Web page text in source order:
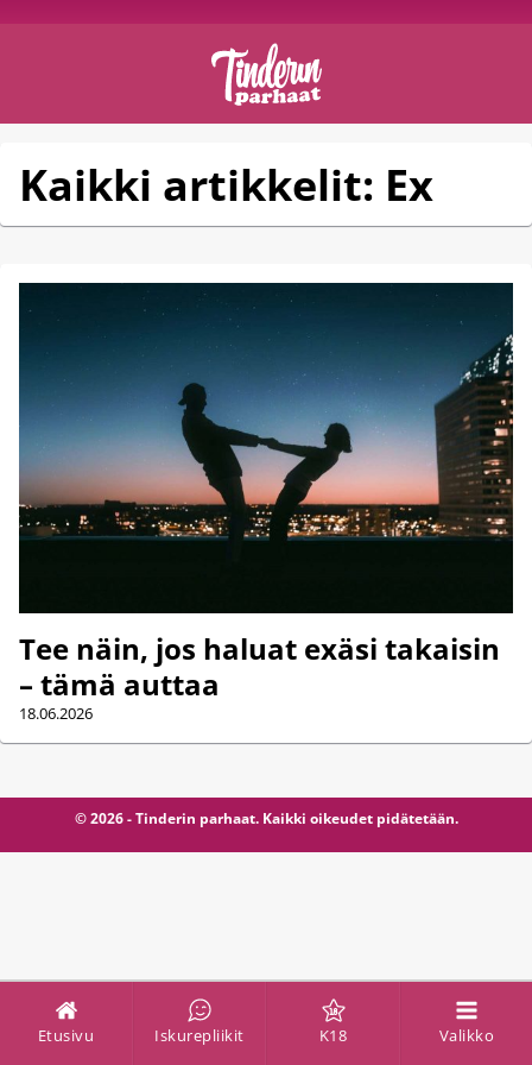
Etusivu Iskurepliikit K18 Valikko
Kaikki artikkelit: Ex
Tee näin, jos haluat exäsi takaisin
– tämä auttaa
18.06.2026
© 2026 - Tinderin parhaat. Kaikki oikeudet pidätetään.